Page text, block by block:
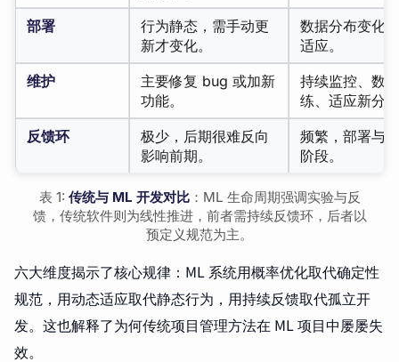
部署
行为静态，需手动更
新才变化。
数据分布变化
适应。
维护
主要修复 bug 或加新
功能。
持续监控、数
练、适应新分
反馈环
极少，后期很难反向
影响前期。
频繁，部署与
阶段。
表 1: 传统与 ML 开发对比：ML 生命周期强调实验与反
馈，传统软件则为线性推进，前者需持续反馈环，后者以
预定义规范为主。
六大维度揭示了核心规律：ML 系统用概率优化取代确定性
规范，用动态适应取代静态行为，用持续反馈取代孤立开
发。这也解释了为何传统项目管理方法在 ML 项目中屡屡失
效。